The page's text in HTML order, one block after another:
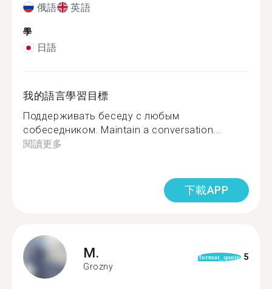
俄語 英語
學
日語
我的語言學習目標
Поддерживать беседу с любым
собеседником. Maintain a conversation...
閱讀更多
下載APP
M.
Grozny
format_quote 5